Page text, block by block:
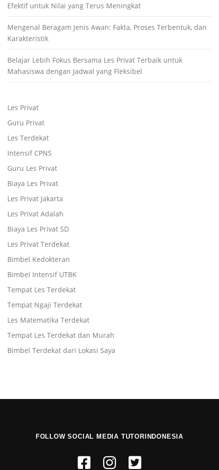
Efektif untuk Nilai yang Terus Meningkat
Mengenal Beragam Jenis Awan: Fakta, Proses Terbentuk, dan
Karakteristik
Belajar Lebih Fokus Bersama Les Privat Terbaik untuk
Mahasiswa dengan Jadwal yang Fleksibel
Les Privat
Guru Privat
Les Terdekat
Intensif CPNS
Guru Les Privat
Biaya Les Privat
Les Privat Jakarta
Les Privat Adalah
Biaya Les Privat SD
Les Privat Terdekat
Bimbel Kedokteran
Bimbel Intensif UTBK
Tempat Les Terdekat
Tempat Ngaji Terdekat
Les Matematika Terdekat
Tempat Les Terdekat dan Murah
Bimbel Terdekat dari Lokasi Saya
FOLLOW SOCIAL MEDIA TUTORINDONESIA